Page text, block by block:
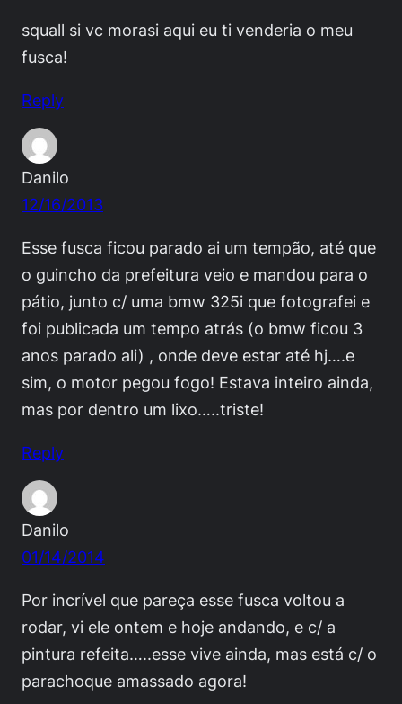
squall si vc morasi aqui eu ti venderia o meu
fusca!
Reply
Danilo
12/16/2013
Esse fusca ficou parado ai um tempão, até que
o guincho da prefeitura veio e mandou para o
pátio, junto c/ uma bmw 325i que fotografei e
foi publicada um tempo atrás (o bmw ficou 3
anos parado ali) , onde deve estar até hj….e
sim, o motor pegou fogo! Estava inteiro ainda,
mas por dentro um lixo…..triste!
Reply
Danilo
01/14/2014
Por incrível que pareça esse fusca voltou a
rodar, vi ele ontem e hoje andando, e c/ a
pintura refeita…..esse vive ainda, mas está c/ o
parachoque amassado agora!